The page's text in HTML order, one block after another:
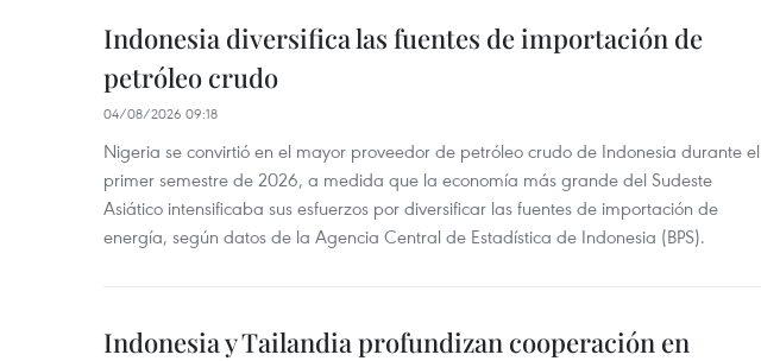
Indonesia diversifica las fuentes de importación de
petróleo crudo
04/08/2026 09:18
Nigeria se convirtió en el mayor proveedor de petróleo crudo de Indonesia durante el
primer semestre de 2026, a medida que la economía más grande del Sudeste
Asiático intensificaba sus esfuerzos por diversificar las fuentes de importación de
energía, según datos de la Agencia Central de Estadística de Indonesia (BPS).
Indonesia y Tailandia profundizan cooperación en